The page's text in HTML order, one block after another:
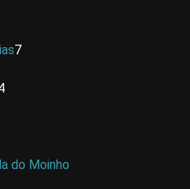
7
do Moinho